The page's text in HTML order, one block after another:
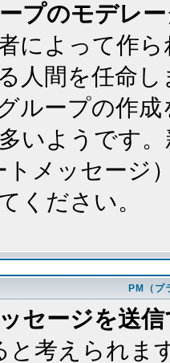
プのモデレ
によって作
人間を任命
ループの作
いようです
トメッセージ
ください。
PM（プ
セージを送
と考えられま